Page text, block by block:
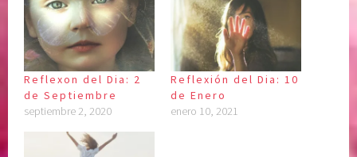
Reflexon del Dia: 2
de Septiembre
septiembre 2, 2020
Reflexión del Dia: 10
de Enero
enero 10, 2021